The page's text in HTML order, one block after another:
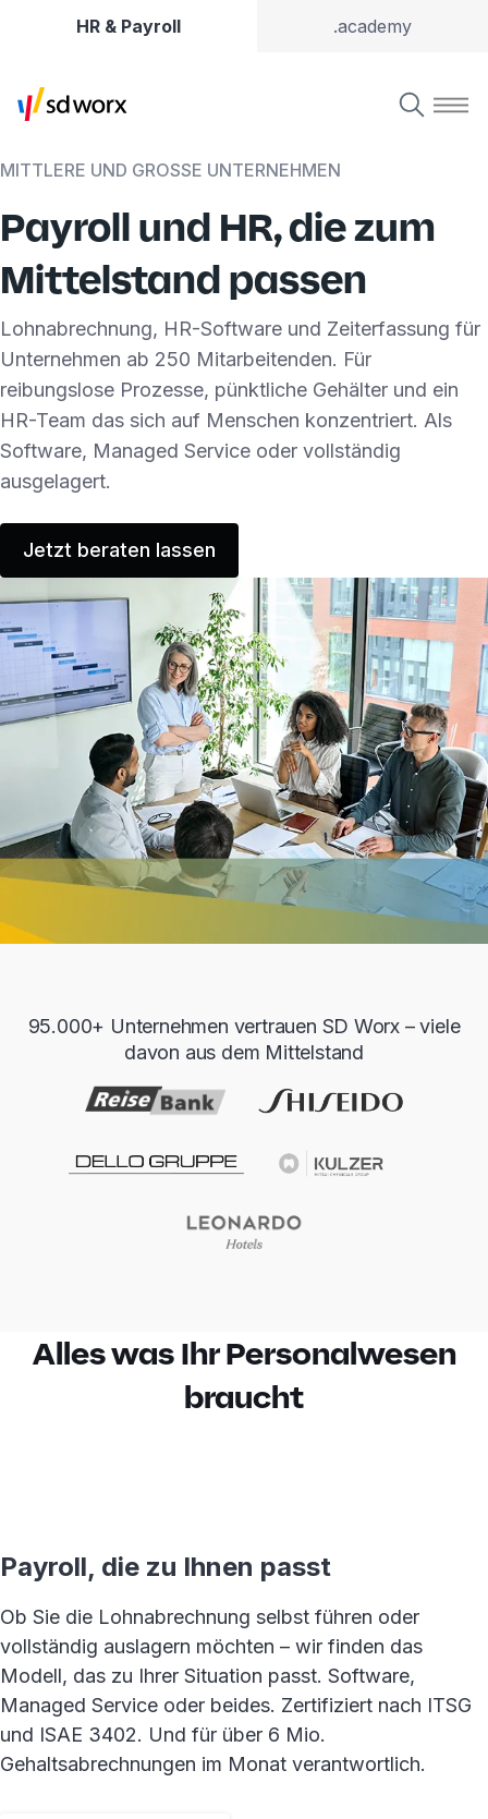
HR & Payroll .academy
MITTLERE UND GROSSE UNTERNEHMEN
Payroll und HR, die zum
Mittelstand passen
Lohnabrechnung, HR-Software und Zeiterfassung für
Unternehmen ab 250 Mitarbeitenden. Für
reibungslose Prozesse, pünktliche Gehälter und ein
HR-Team das sich auf Menschen konzentriert. Als
Software, Managed Service oder vollständig
ausgelagert.
Jetzt beraten lassen
95.000+ Unternehmen vertrauen SD Worx – viele
davon aus dem Mittelstand
Alles was Ihr Personalwesen
braucht
Payroll, die zu Ihnen passt
Ob Sie die Lohnabrechnung selbst führen oder
vollständig auslagern möchten – wir finden das
Modell, das zu Ihrer Situation passt. Software,
Managed Service oder beides. Zertifiziert nach ITSG
und ISAE 3402. Und für über 6 Mio.
Gehaltsabrechnungen im Monat verantwortlich.